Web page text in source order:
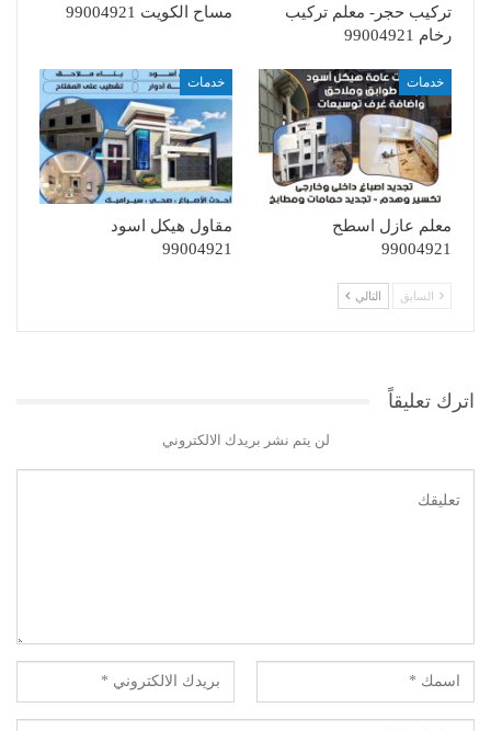
تركيب حجر- معلم تركيب
رخام 99004921
مساح الكويت 99004921
خدمات
معلم عازل اسطح
99004921
خدمات
مقاول هيكل اسود
99004921
السابق التالي
اترك تعليقاً
لن يتم نشر بريدك الالكتروني